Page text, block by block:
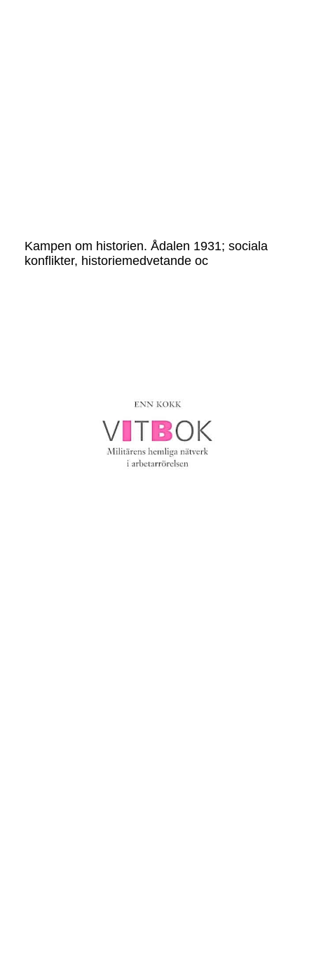
Kampen om historien. Ådalen 1931; sociala
konflikter, historiemedvetande oc